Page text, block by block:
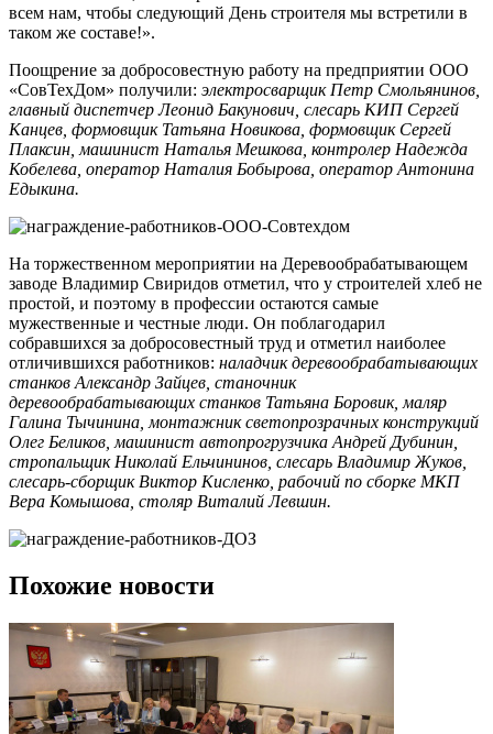
всем нам, чтобы следующий День строителя мы встретили в
таком же составе!».
Поощрение за добросовестную работу на предприятии ООО
«СовТехДом» получили: электросварщик Петр Смольянинов,
главный диспетчер Леонид Бакунович, слесарь КИП Сергей
Канцев, формовщик Татьяна Новикова, формовщик Сергей
Плаксин, машинист Наталья Мешкова, контролер Надежда
Кобелева, оператор Наталия Бобырова, оператор Антонина
Едыкина.
На торжественном мероприятии на Деревообрабатывающем
заводе Владимир Свиридов отметил, что у строителей хлеб не
простой, и поэтому в профессии остаются самые
мужественные и честные люди. Он поблагодарил
собравшихся за добросовестный труд и отметил наиболее
отличившихся работников: наладчик деревообрабатывающих
станков Александр Зайцев, станочник
деревообрабатывающих станков Татьяна Боровик, маляр
Галина Тычинина, монтажник светопрозрачных конструкций
Олег Беликов, машинист автопрогрузчика Андрей Дубинин,
стропальщик Николай Ельчининов, слесарь Владимир Жуков,
слесарь-сборщик Виктор Кисленко, рабочий по сборке МКП
Вера Комышова, столяр Виталий Левшин.
Похожие новости